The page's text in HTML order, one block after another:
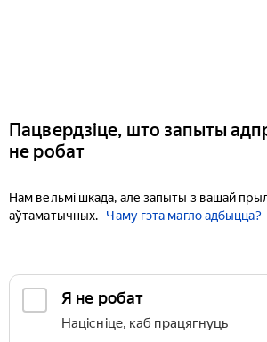
Пацвердзіце, што запыты
не робат
Нам вельмі шкада, але запыты з вашай
аўтаматычных.
Чаму гэта магло адбыцца?
Я не робат
Націсніце, каб працягнуць